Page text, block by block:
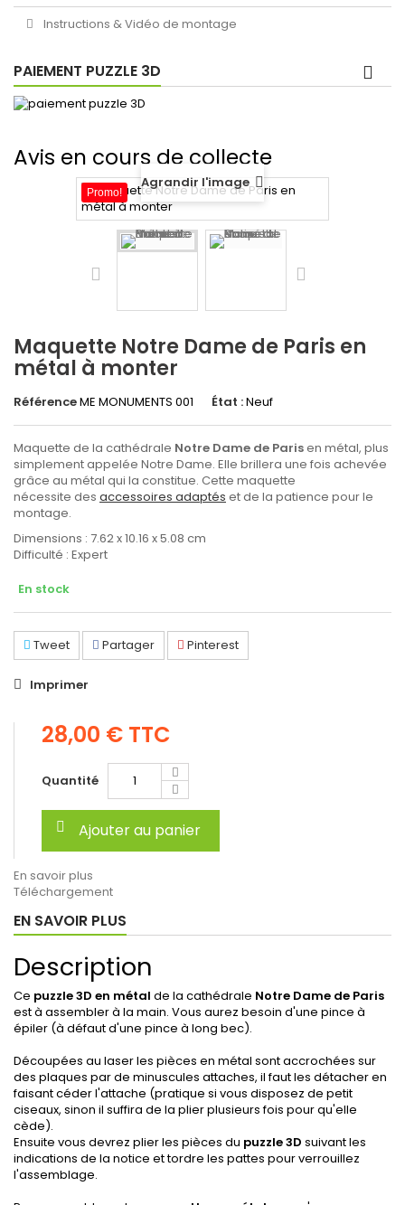
Instructions & Vidéo de montage
PAIEMENT PUZZLE 3D
Avis en cours de collecte
Promo!
Agrandir l'image
Maquette Notre Dame de Paris en
métal à monter
RéférenceME MONUMENTS 001 État :Neuf
Maquette de la cathédrale Notre Dame de Parisen métal, plus
simplement appelée Notre Dame. Elle brillera une fois achevée
grâce au métal qui la constitue. Cette maquette
nécessite des accessoires adaptés et de la patience pour le
montage.
Dimensions : 7.62 x 10.16 x 5.08 cm
Difficulté : Expert
En stock
Tweet Partager Pinterest
Imprimer
28,00 € TTC
Quantité
Ajouter au panier
En savoir plus
Téléchargement
EN SAVOIR PLUS
Description
Ce puzzle 3D en métal de la cathédrale Notre Dame de Paris
est à assembler à la main. Vous aurez besoin d'une pince à
épiler (à défaut d'une pince à long bec).
Découpées au laser les pièces en métal sont accrochées sur
des plaques par de minuscules attaches, il faut les détacher en
faisant céder l'attache (pratique si vous disposez de petit
ciseaux, sinon il suffira de la plier plusieurs fois pour qu'elle
cède).
Ensuite vous devrez plier les pièces du puzzle 3D suivant les
indications de la notice et tordre les pattes pour verrouillez
l'assemblage.